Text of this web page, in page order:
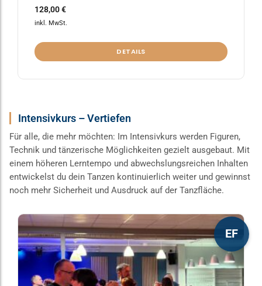
128,00€
inkl. MwSt.
DETAILS
Intensivkurs – Vertiefen
Für alle, die mehr möchten: Im Intensivkurs werden Figuren,
Technik und tänzerische Möglichkeiten gezielt ausgebaut. Mit
einem höheren Lerntempo und abwechslungsreichen Inhalten
entwickelst du dein Tanzen kontinuierlich weiter und gewinnst
noch mehr Sicherheit und Ausdruck auf der Tanzfläche.
EF
Dieses
Produkt
weist
mehrere
Varianten